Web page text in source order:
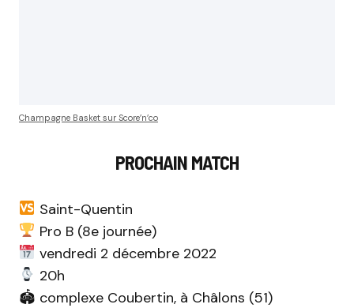
Champagne Basket sur Score’n’co
PROCHAIN MATCH
Saint-Quentin
Pro B (8e journée)
vendredi 2 décembre 2022
20h
🏟 complexe Coubertin, à Châlons (51)